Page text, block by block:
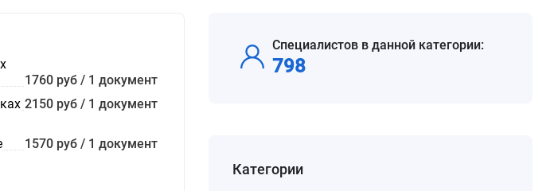
1760 руб / 1 документ
2150 руб / 1 документ
1570 руб / 1 документ
Специалистов в данной категории:
798
Категории